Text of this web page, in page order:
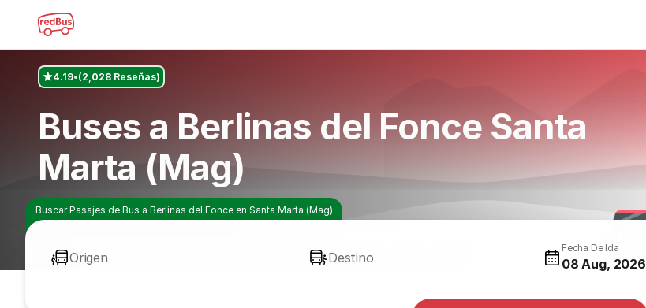
4.19 (2,028 Reseñas)
Buses a Berlinas del Fonce Santa
Marta (Mag)
Buscar Pasajes de Bus a Berlinas del Fonce en Santa Marta (Mag)
Origen Destino
Fecha De Ida
08 Aug, 2026